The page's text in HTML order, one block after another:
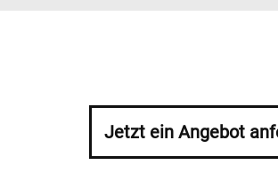
Jetzt ein Angebot